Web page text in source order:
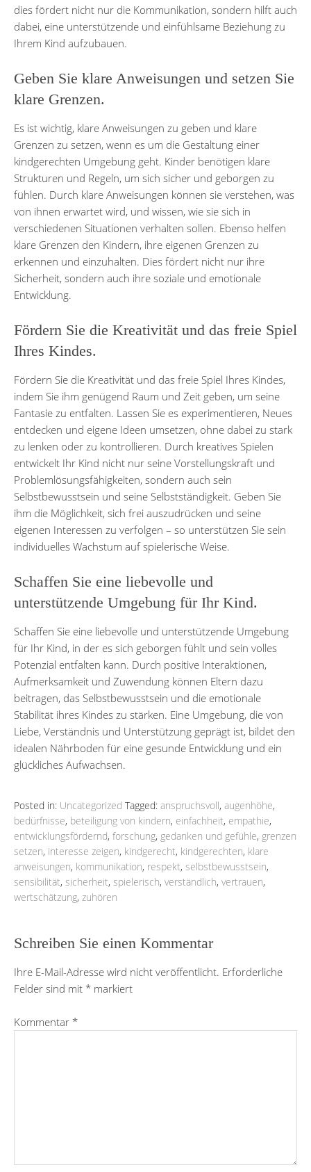
dies fördert nicht nur die Kommunikation, sondern hilft auch
dabei, eine unterstützende und einfühlsame Beziehung zu
Ihrem Kind aufzubauen.
Geben Sie klare Anweisungen und setzen Sie
klare Grenzen.
Es ist wichtig, klare Anweisungen zu geben und klare
Grenzen zu setzen, wenn es um die Gestaltung einer
kindgerechten Umgebung geht. Kinder benötigen klare
Strukturen und Regeln, um sich sicher und geborgen zu
fühlen. Durch klare Anweisungen können sie verstehen, was
von ihnen erwartet wird, und wissen, wie sie sich in
verschiedenen Situationen verhalten sollen. Ebenso helfen
klare Grenzen den Kindern, ihre eigenen Grenzen zu
erkennen und einzuhalten. Dies fördert nicht nur ihre
Sicherheit, sondern auch ihre soziale und emotionale
Entwicklung.
Fördern Sie die Kreativität und das freie Spiel
Ihres Kindes.
Fördern Sie die Kreativität und das freie Spiel Ihres Kindes,
indem Sie ihm genügend Raum und Zeit geben, um seine
Fantasie zu entfalten. Lassen Sie es experimentieren, Neues
entdecken und eigene Ideen umsetzen, ohne dabei zu stark
zu lenken oder zu kontrollieren. Durch kreatives Spielen
entwickelt Ihr Kind nicht nur seine Vorstellungskraft und
Problemlösungsfähigkeiten, sondern auch sein
Selbstbewusstsein und seine Selbstständigkeit. Geben Sie
ihm die Möglichkeit, sich frei auszudrücken und seine
eigenen Interessen zu verfolgen – so unterstützen Sie sein
individuelles Wachstum auf spielerische Weise.
Schaffen Sie eine liebevolle und
unterstützende Umgebung für Ihr Kind.
Schaffen Sie eine liebevolle und unterstützende Umgebung
für Ihr Kind, in der es sich geborgen fühlt und sein volles
Potenzial entfalten kann. Durch positive Interaktionen,
Aufmerksamkeit und Zuwendung können Eltern dazu
beitragen, das Selbstbewusstsein und die emotionale
Stabilität ihres Kindes zu stärken. Eine Umgebung, die von
Liebe, Verständnis und Unterstützung geprägt ist, bildet den
idealen Nährboden für eine gesunde Entwicklung und ein
glückliches Aufwachsen.
Posted in: Uncategorized Tagged: anspruchsvoll, augenhöhe,
bedürfnisse, beteiligung von kindern, einfachheit, empathie,
entwicklungsfördernd, forschung, gedanken und gefühle, grenzen
setzen, interesse zeigen, kindgerecht, kindgerechten, klare
anweisungen, kommunikation, respekt, selbstbewusstsein,
sensibilität, sicherheit, spielerisch, verständlich, vertrauen,
wertschätzung, zuhören
Schreiben Sie einen Kommentar
Ihre E-Mail-Adresse wird nicht veröffentlicht. Erforderliche
Felder sind mit * markiert
Kommentar *